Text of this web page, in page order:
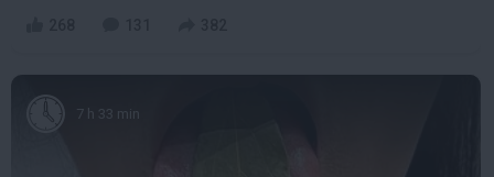
7 h 33 min